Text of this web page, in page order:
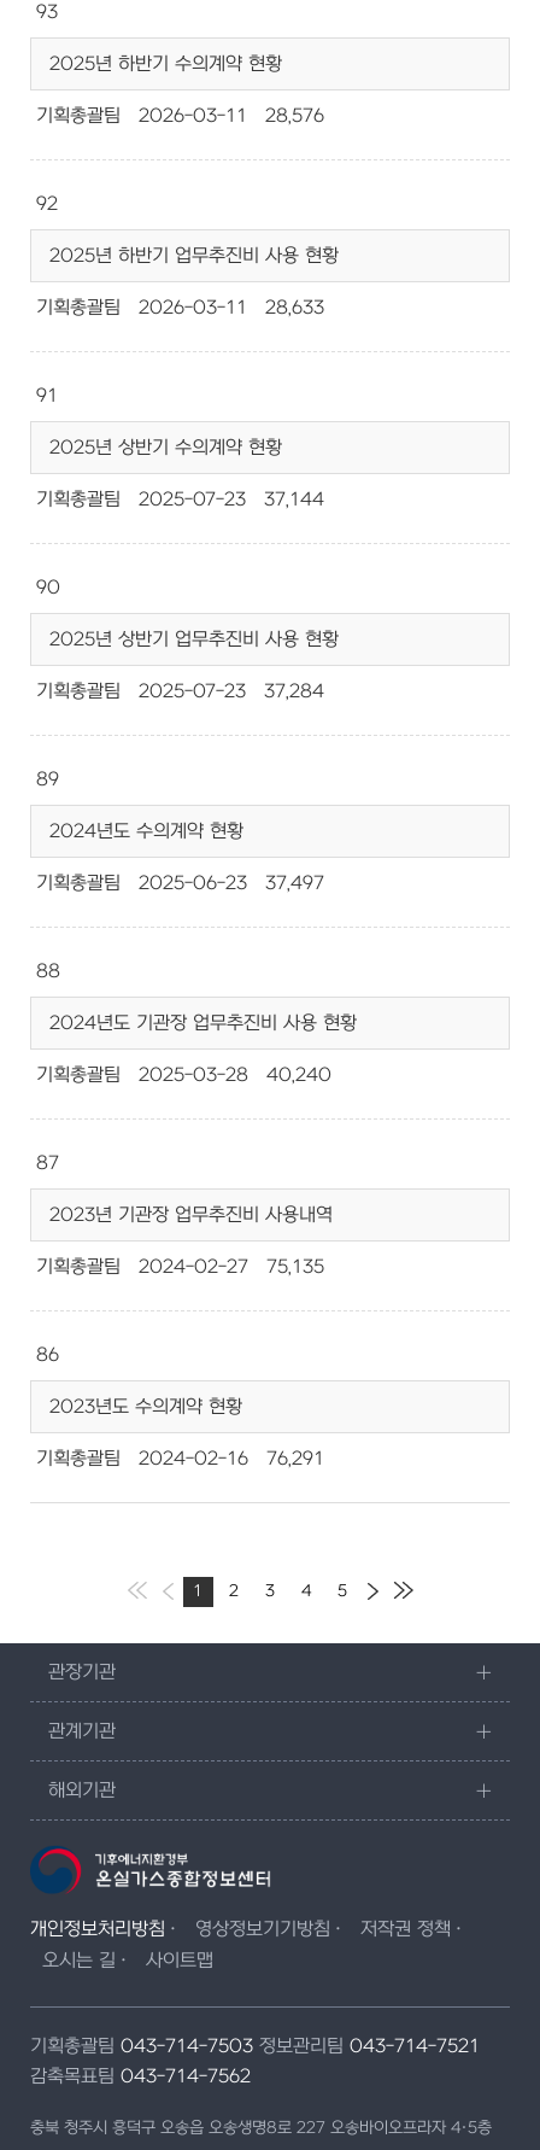
93
2025년 하반기 수의계약 현황
기획총괄팀 2026-03-11 28,576
92
2025년 하반기 업무추진비 사용 현황
기획총괄팀 2026-03-11 28,633
91
2025년 상반기 수의계약 현황
기획총괄팀 2025-07-23 37,144
90
2025년 상반기 업무추진비 사용 현황
기획총괄팀 2025-07-23 37,284
89
2024년도 수의계약 현황
기획총괄팀 2025-06-23 37,497
88
2024년도 기관장 업무추진비 사용 현황
기획총괄팀 2025-03-28 40,240
87
2023년 기관장 업무추진비 사용내역
기획총괄팀 2024-02-27 75,135
86
2023년도 수의계약 현황
기획총괄팀 2024-02-16 76,291
1 2 3 4 5
관장기관
관계기관
해외기관
개인정보처리방침 영상정보기기방침
저작권 정책
오시는 길
사이트맵
기획총괄팀 043-714-7503 정보관리팀 043-714-7521
감축목표팀 043-714-7562
충북 청주시 흥덕구 오송읍 오송생명8로 227 오송바이오프라자 4·5층